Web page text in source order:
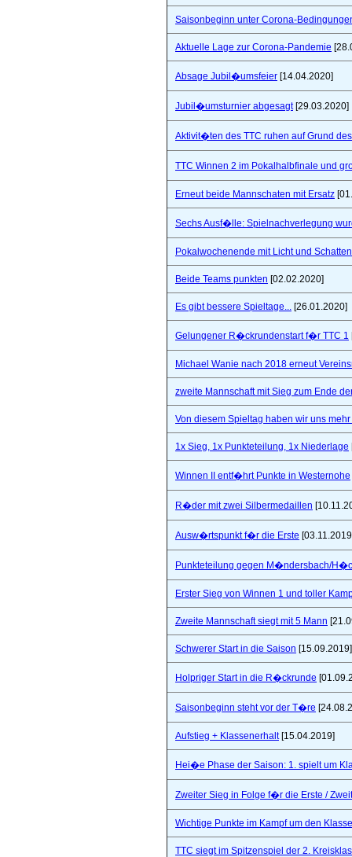
Saisonbeginn unter Corona-
Aktuelle Lage zur Corona-Pandemie
Absage Jubil�umsfeier [14.04.2020]
Jubil�umsturnier abgesagt[29.03.2020]
Aktivit�ten des TTC ruhen auf Grund
TTC Winnen 2 im Pokalhalbfinale und
Erneut beide Mannschaten mit Ersatz
Sechs Ausf�lle: Spielnachverlegung
Pokalwochenende mit Licht und
Beide Teams punkten [02.02.2020]
Es gibt bessere Spieltage... [26.01.2020]
Gelungener R�ckrundenstart f�r TTC 1
Michael Wanie nach 2018 erneut
zweite Mannschaft mit Sieg zum Ende
Von diesem Spieltag haben wir uns mehr
1x Sieg, 1x Punkteteilung, 1x Niederlage
Winnen II entf�hrt Punkte in Westernohe
R�der mit zwei Silbermedaillen
Ausw�rtspunkt f�r die Erste
Punkteteilung gegen M�ndersbach/
Erster Sieg von Winnen 1 und toller
Zweite Mannschaft siegt mit 5 Mann
Schwerer Start in die Saison [15.09.2019]
Holpriger Start in die R�ckrunde
Saisonbeginn steht vor der T�re
Aufstieg + Klassenerhalt[15.04.2019]
Hei�e Phase der Saison: 1. spielt um
Zweiter Sieg in Folge f�r die Erste /
Wichtige Punkte im Kampf um den
TTC siegt im Spitzenspiel der 2.